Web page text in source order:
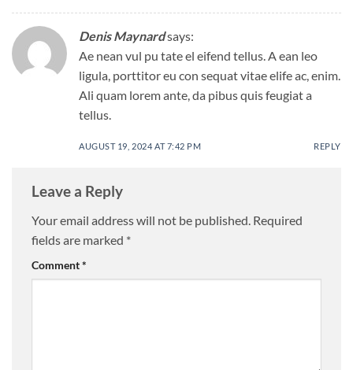
Denis Maynardsays:
Ae nean vul pu tate el eifend tellus. A ean leo
ligula, porttitor eu con sequat vitae elife ac, enim.
Ali quam lorem ante, da pibus quis feugiat a
tellus.
AUGUST 19, 2024 AT 7:42 PM REPLY
Leave a Reply
Your email address will not be published. Required
fields are marked *
Comment*